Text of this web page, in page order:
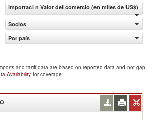
importaci n Valor del comercio (en miles de US$)
Socios
Por país
and tariff data are based on reported data and not gap
Availability for coverage.